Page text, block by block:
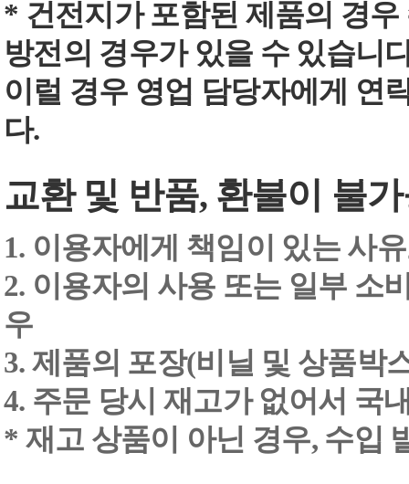
* 건전지가 포함된 제품의 경
방전의 경우가 있을 수 있습니
이럴 경우 영업 담당자에게 연
다.
교환 및 반품, 환불이 불
1. 이용자에게 책임이 있는 사
2. 이용자의 사용 또는 일부 소
우
3. 제품의 포장(비닐 및 상품박
4. 주문 당시 재고가 없어서 국
* 재고 상품이 아닌 경우, 수입